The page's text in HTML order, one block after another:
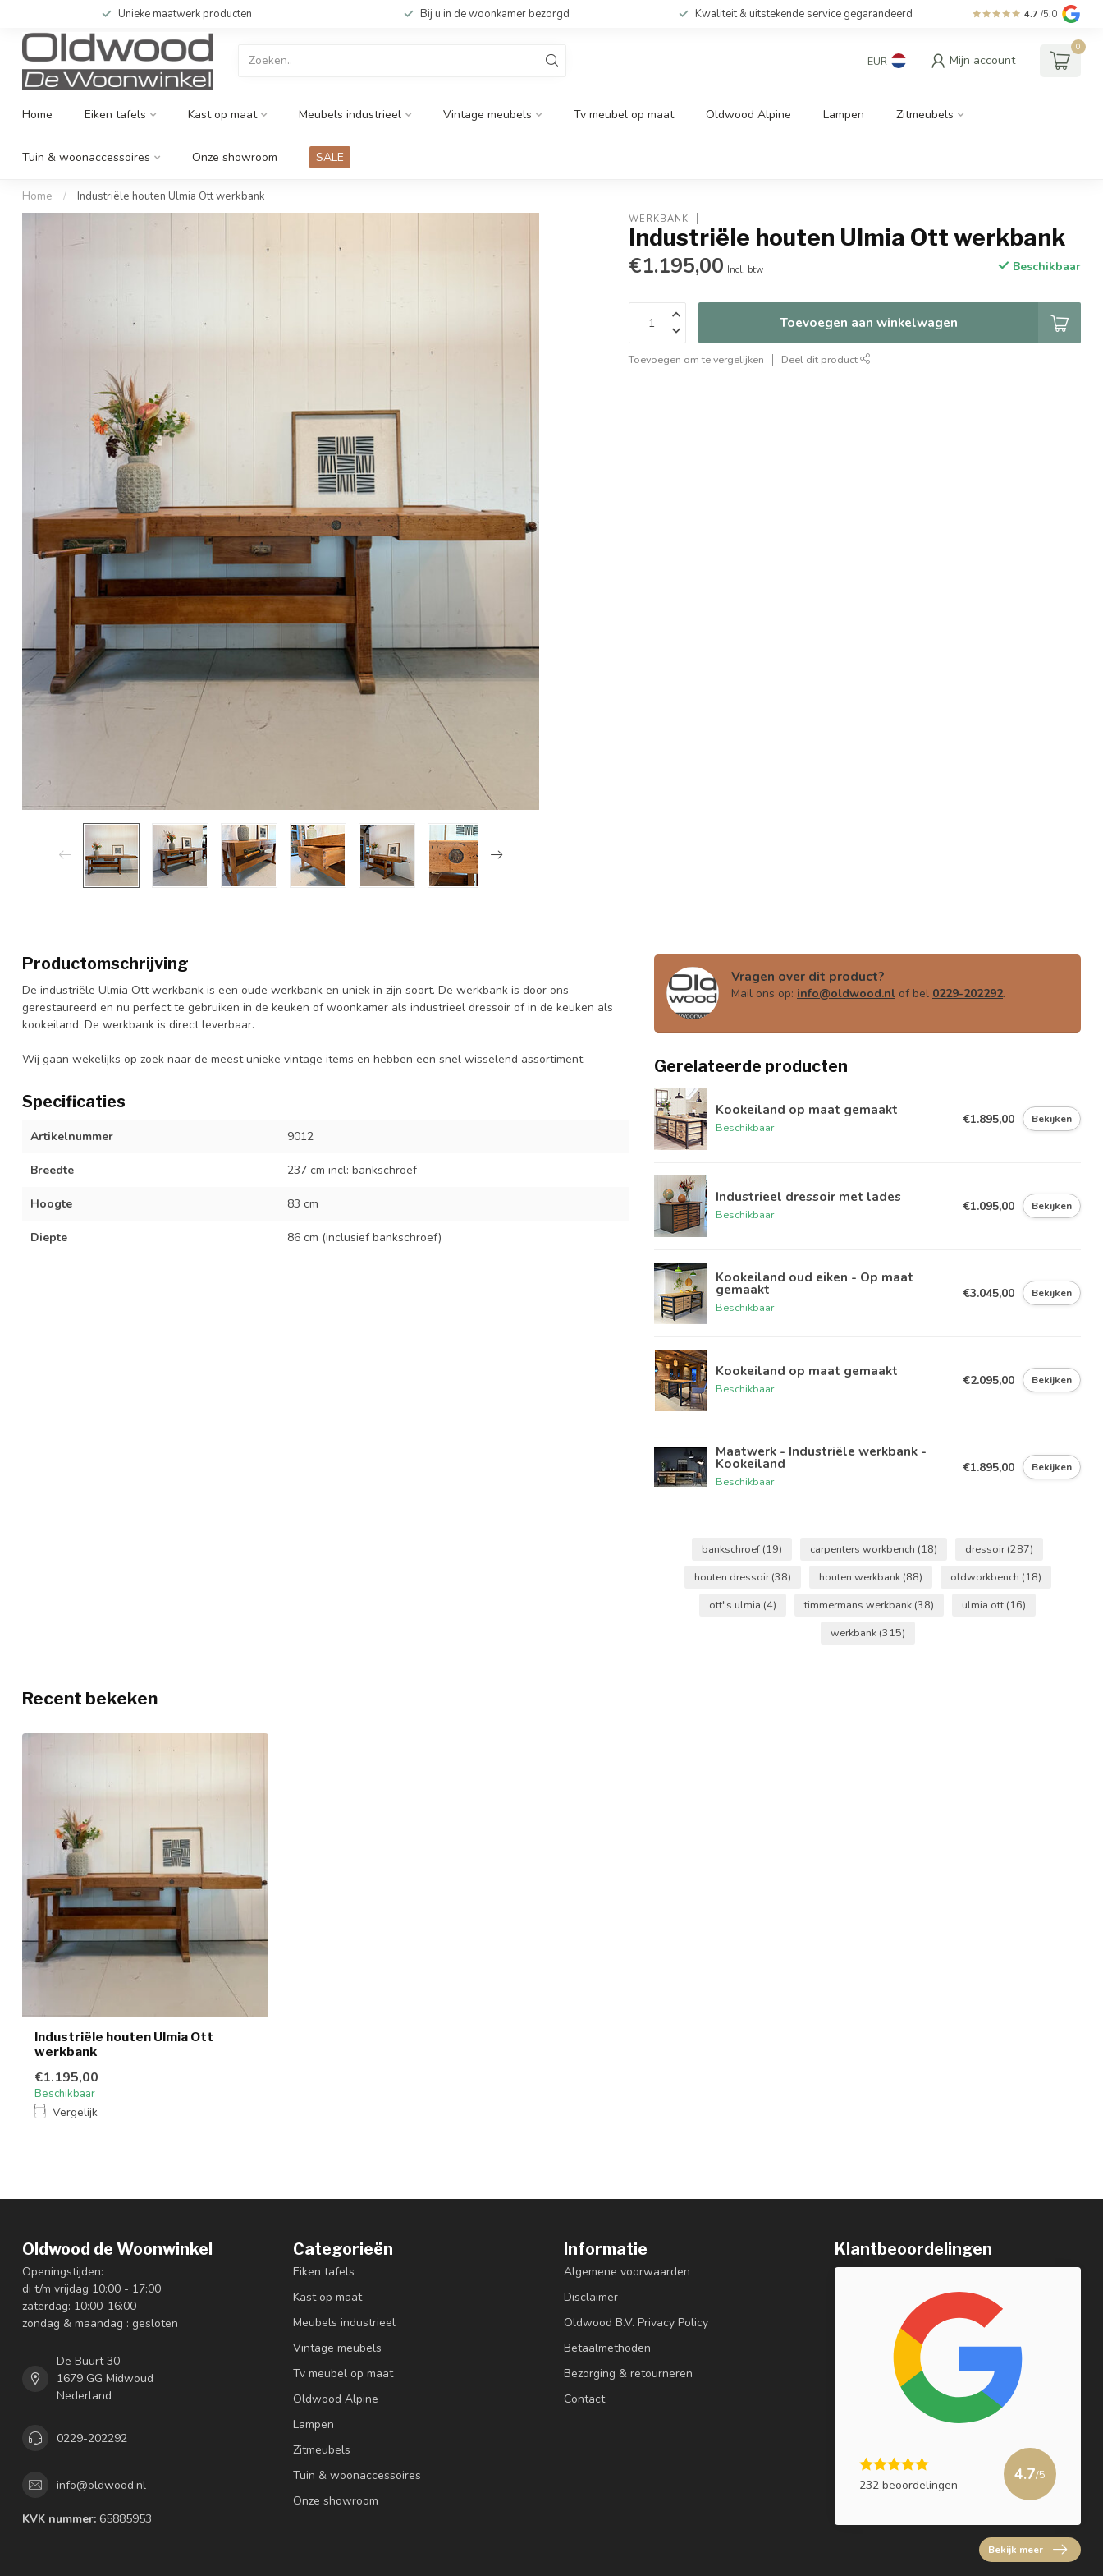
Unieke maatwerk producten Bij u in de woonkamer bezorgd Kwaliteit & uitstekende service gegarandeerd 4.7 /5.0
EUR Mijn account
0
Home Eiken tafels Kast op maat Meubels industrieel Vintage meubels Tv meubel op maat Oldwood Alpine Lampen Zitmeubels
Tuin & woonaccessoires Onze showroom SALE
Home / Industriële houten Ulmia Ott werkbank
WERKBANK
Industriële houten Ulmia Ott werkbank
€1.195,00 Incl. btw Beschikbaar
Toevoegen aan winkelwagen
Toevoegen om te vergelijken Deel dit product
Productomschrijving
De industriële Ulmia Ott werkbank is een oude werkbank en uniek in zijn soort. De werkbank is door ons
gerestaureerd en nu perfect te gebruiken in de keuken of woonkamer als industrieel dressoir of in de keuken als
kookeiland. De werkbank is direct leverbaar.
Wij gaan wekelijks op zoek naar de meest unieke vintage items en hebben een snel wisselend assortiment.
Specificaties
Artikelnummer 9012
Breedte 237 cm incl: bankschroef
Hoogte 83 cm
Diepte 86 cm (inclusief bankschroef)
Vragen over dit product?
Mail ons op: info@oldwood.nl of bel 0229-202292.
Gerelateerde producten
Kookeiland op maat gemaakt
Beschikbaar
€1.895,00 Bekijken
Industrieel dressoir met lades
Beschikbaar
€1.095,00 Bekijken
Kookeiland oud eiken - Op maat
gemaakt
Beschikbaar
€3.045,00 Bekijken
Kookeiland op maat gemaakt
Beschikbaar
€2.095,00 Bekijken
Maatwerk - Industriële werkbank -
Kookeiland
Beschikbaar
€1.895,00 Bekijken
bankschroef (19) carpenters workbench (18) dressoir(287)
houten dressoir(38) houten werkbank (88) oldworkbench (18)
ott"s ulmia (4) timmermans werkbank (38) ulmia ott (16)
werkbank (315)
Recent bekeken
Industriële houten Ulmia Ott
werkbank
€1.195,00
Beschikbaar
Vergelijk
Oldwood de Woonwinkel
Openingstijden:
di t/m vrijdag 10:00 - 17:00
zaterdag: 10:00-16:00
zondag & maandag : gesloten
De Buurt 30
1679 GG Midwoud
Nederland
0229-202292
info@oldwood.nl
KVK nummer: 65885953
Categorieën
Eiken tafels
Kast op maat
Meubels industrieel
Vintage meubels
Tv meubel op maat
Oldwood Alpine
Lampen
Zitmeubels
Tuin & woonaccessoires
Onze showroom
Informatie
Algemene voorwaarden
Disclaimer
Oldwood B.V. Privacy Policy
Betaalmethoden
Bezorging & retourneren
Contact
Klantbeoordelingen
232 beoordelingen
4.7/5
Bekijk meer